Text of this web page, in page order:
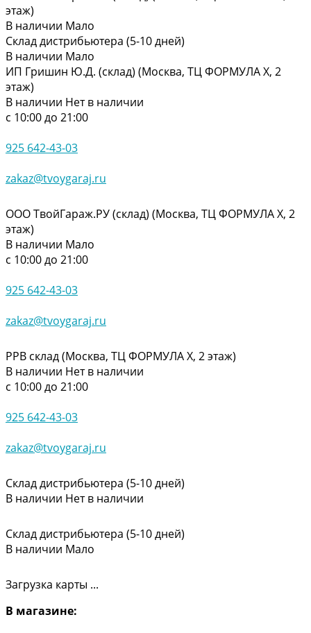
этаж)
В наличии Мало
Склад дистрибьютера (5-10 дней)
В наличии Мало
ИП Гришин Ю.Д. (склад) (Москва, ТЦ ФОРМУЛА Х, 2
этаж)
В наличии Нет в наличии
с 10:00 до 21:00
925 642-43-03
zakaz@tvoygaraj.ru
ООО ТвойГараж.РУ (склад) (Москва, ТЦ ФОРМУЛА Х, 2
этаж)
В наличии Мало
с 10:00 до 21:00
925 642-43-03
zakaz@tvoygaraj.ru
РРВ склад (Москва, ТЦ ФОРМУЛА Х, 2 этаж)
В наличии Нет в наличии
с 10:00 до 21:00
925 642-43-03
zakaz@tvoygaraj.ru
Склад дистрибьютера (5-10 дней)
В наличии Нет в наличии
Склад дистрибьютера (5-10 дней)
В наличии Мало
Загрузка карты ...
В магазине: